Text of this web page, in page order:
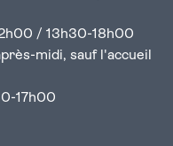
/ 13h30-18h00
midi, sauf l'accueil
17h00